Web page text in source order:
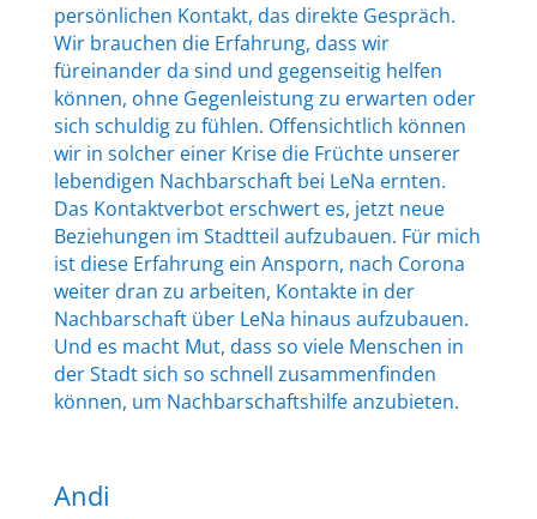
persönlichen Kontakt, das direkte Gespräch.
Wir brauchen die Erfahrung, dass wir
füreinander da sind und gegenseitig helfen
können, ohne Gegenleistung zu erwarten oder
sich schuldig zu fühlen. Offensichtlich können
wir in solcher einer Krise die Früchte unserer
lebendigen Nachbarschaft bei LeNa ernten.
Das Kontaktverbot erschwert es, jetzt neue
Beziehungen im Stadtteil aufzubauen. Für mich
ist diese Erfahrung ein Ansporn, nach Corona
weiter dran zu arbeiten, Kontakte in der
Nachbarschaft über LeNa hinaus aufzubauen.
Und es macht Mut, dass so viele Menschen in
der Stadt sich so schnell zusammenfinden
können, um Nachbarschaftshilfe anzubieten.
Andi